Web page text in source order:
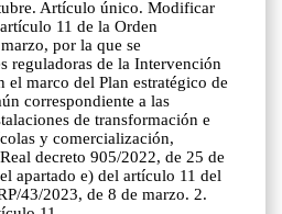
Artículo único. Modificar
11 de la Orden
por la que se
reguladoras de la Intervención
marco del Plan estratégico de
correspondiente a las
de transformación e
y comercialización,
decreto 905/2022, de 25 de
apartado e) del artículo 11 del
43/2023, de 8 de marzo. 2.